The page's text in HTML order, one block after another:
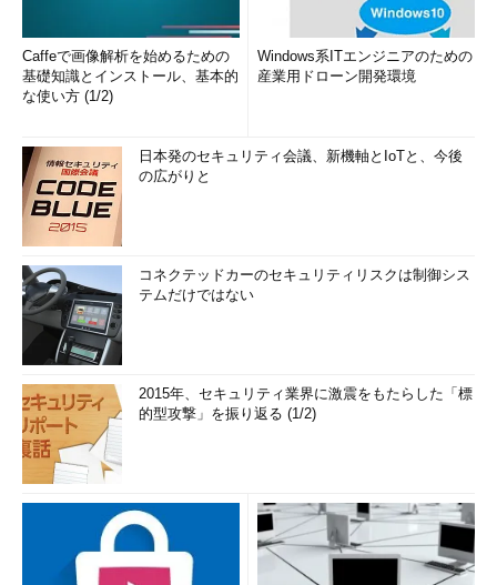
Caffeで画像解析を始めるための
基礎知識とインストール、基本的
な使い方 (1/2)
Windows系ITエンジニアのための
産業用ドローン開発環境
日本発のセキュリティ会議、新機軸とIoTと、今後
の広がりと
コネクテッドカーのセキュリティリスクは制御シス
テムだけではない
2015年、セキュリティ業界に激震をもたらした「標
的型攻撃」を振り返る (1/2)